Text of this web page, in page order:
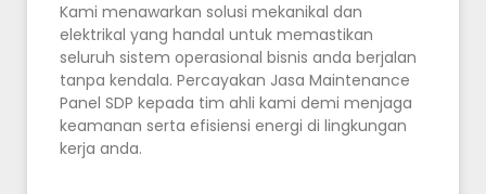
Kami menawarkan solusi mekanikal dan
elektrikal yang handal untuk memastikan
seluruh sistem operasional bisnis anda berjalan
tanpa kendala. Percayakan Jasa Maintenance
Panel SDP kepada tim ahli kami demi menjaga
keamanan serta efisiensi energi di lingkungan
kerja anda.